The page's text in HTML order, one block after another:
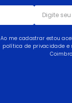
Ao me cadastrar estou
política de privacidade e